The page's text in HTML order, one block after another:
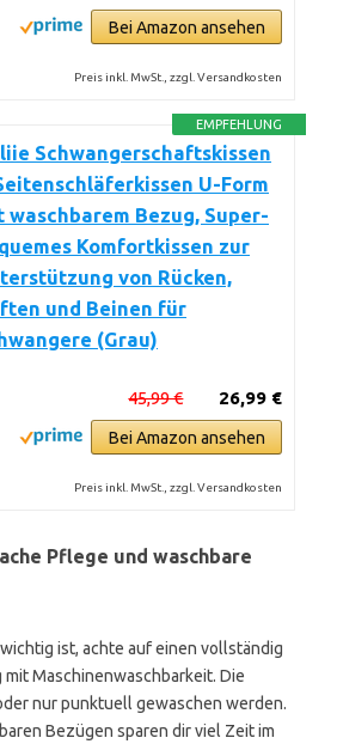
Bei Amazon ansehen
Preis inkl. MwSt., zzgl. Versandkosten
EMPFEHLUNG
Schwangerschaftskissen
U-Form
waschbarem Bezug, Super-
Komfortkissen zur
von Rücken,
und Beinen für
(Grau)
26,99 €
45,99 €
Bei Amazon ansehen
Preis inkl. MwSt., zzgl. Versandkosten
Pflege und waschbare
ist, achte auf einen vollständig
Maschinenwaschbarkeit. Die
nur punktuell gewaschen werden.
Bezügen sparen dir viel Zeit im